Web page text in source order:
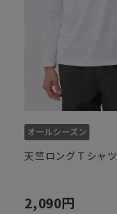
天竺ロングＴシャツ
2,090円